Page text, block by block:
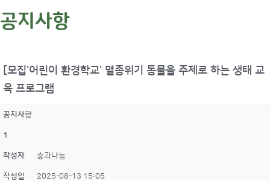
공지사항
[모집'어린이 환경학교' 멸종위기 동물을 주제로 하는 생태 교
육 프로그램
공지사항
1
작성자 숲과나눔
작성일 2025-08-13 15:05